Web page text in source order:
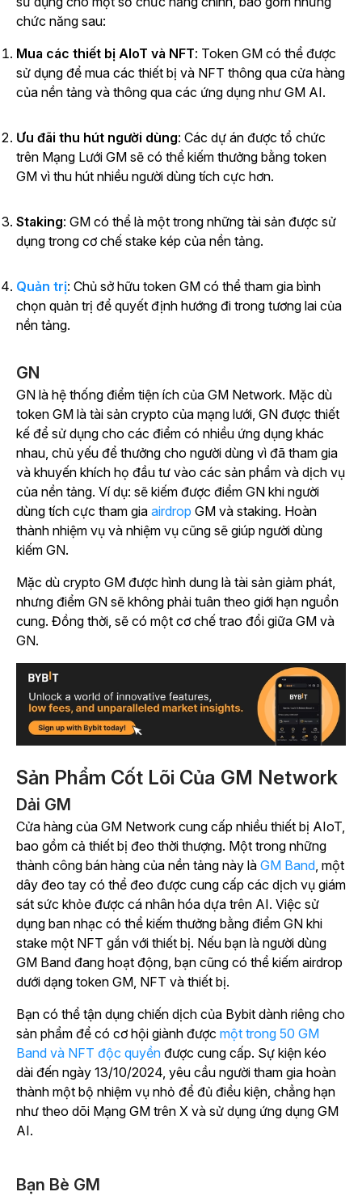
chức năng sau:
Mua các thiết bị AIoT và NFT: Token GM có thể được
sử dụng để mua các thiết bị và NFT thông qua cửa hàng
của nền tảng và thông qua các ứng dụng như GM AI.
Ưu đãi thu hút người dùng: Các dự án được tổ chức
trên Mạng Lưới GM sẽ có thể kiếm thưởng bằng token
GM vì thu hút nhiều người dùng tích cực hơn.
Staking: GM có thể là một trong những tài sản được sử
dụng trong cơ chế stake kép của nền tảng.
Quản trị: Chủ sở hữu token GM có thể tham gia bình
chọn quản trị để quyết định hướng đi trong tương lai của
nền tảng.
GN
GN là hệ thống điểm tiện ích của GM Network. Mặc dù
token GM là tài sản crypto của mạng lưới, GN được thiết
kế để sử dụng cho các điểm có nhiều ứng dụng khác
nhau, chủ yếu để thưởng cho người dùng vì đã tham gia
và khuyến khích họ đầu tư vào các sản phẩm và dịch vụ
của nền tảng. Ví dụ: sẽ kiếm được điểm GN khi người
dùng tích cực tham gia airdrop GM và staking. Hoàn
thành nhiệm vụ và nhiệm vụ cũng sẽ giúp người dùng
kiếm GN.
Mặc dù crypto GM được hình dung là tài sản giảm phát,
nhưng điểm GN sẽ không phải tuân theo giới hạn nguồn
cung. Đồng thời, sẽ có một cơ chế trao đổi giữa GM và
GN.
Sản Phẩm Cốt Lõi Của GM Network
Dải GM
Cửa hàng của GM Network cung cấp nhiều thiết bị AIoT,
bao gồm cả thiết bị đeo thời thượng. Một trong những
thành công bán hàng của nền tảng này là GM Band, một
dây đeo tay có thể đeo được cung cấp các dịch vụ giám
sát sức khỏe được cá nhân hóa dựa trên AI. Việc sử
dụng ban nhạc có thể kiếm thưởng bằng điểm GN khi
stake một NFT gắn với thiết bị. Nếu bạn là người dùng
GM Band đang hoạt động, bạn cũng có thể kiếm airdrop
dưới dạng token GM, NFT và thiết bị.
Bạn có thể tận dụng chiến dịch của Bybit dành riêng cho
sản phẩm để có cơ hội giành được một trong 50 GM
Band và NFT độc quyền được cung cấp. Sự kiện kéo
dài đến ngày 13/10/2024, yêu cầu người tham gia hoàn
thành một bộ nhiệm vụ nhỏ để đủ điều kiện, chẳng hạn
như theo dõi Mạng GM trên X và sử dụng ứng dụng GM
AI.
Bạn Bè GM